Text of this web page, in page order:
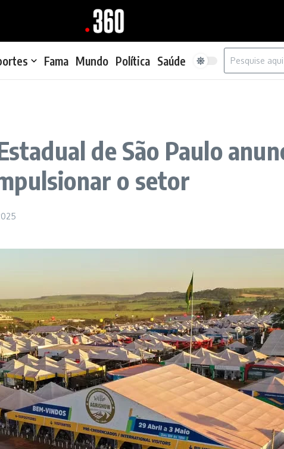
Fama Mundo Política Saúde
Procurar por:
de São Paulo
o setor